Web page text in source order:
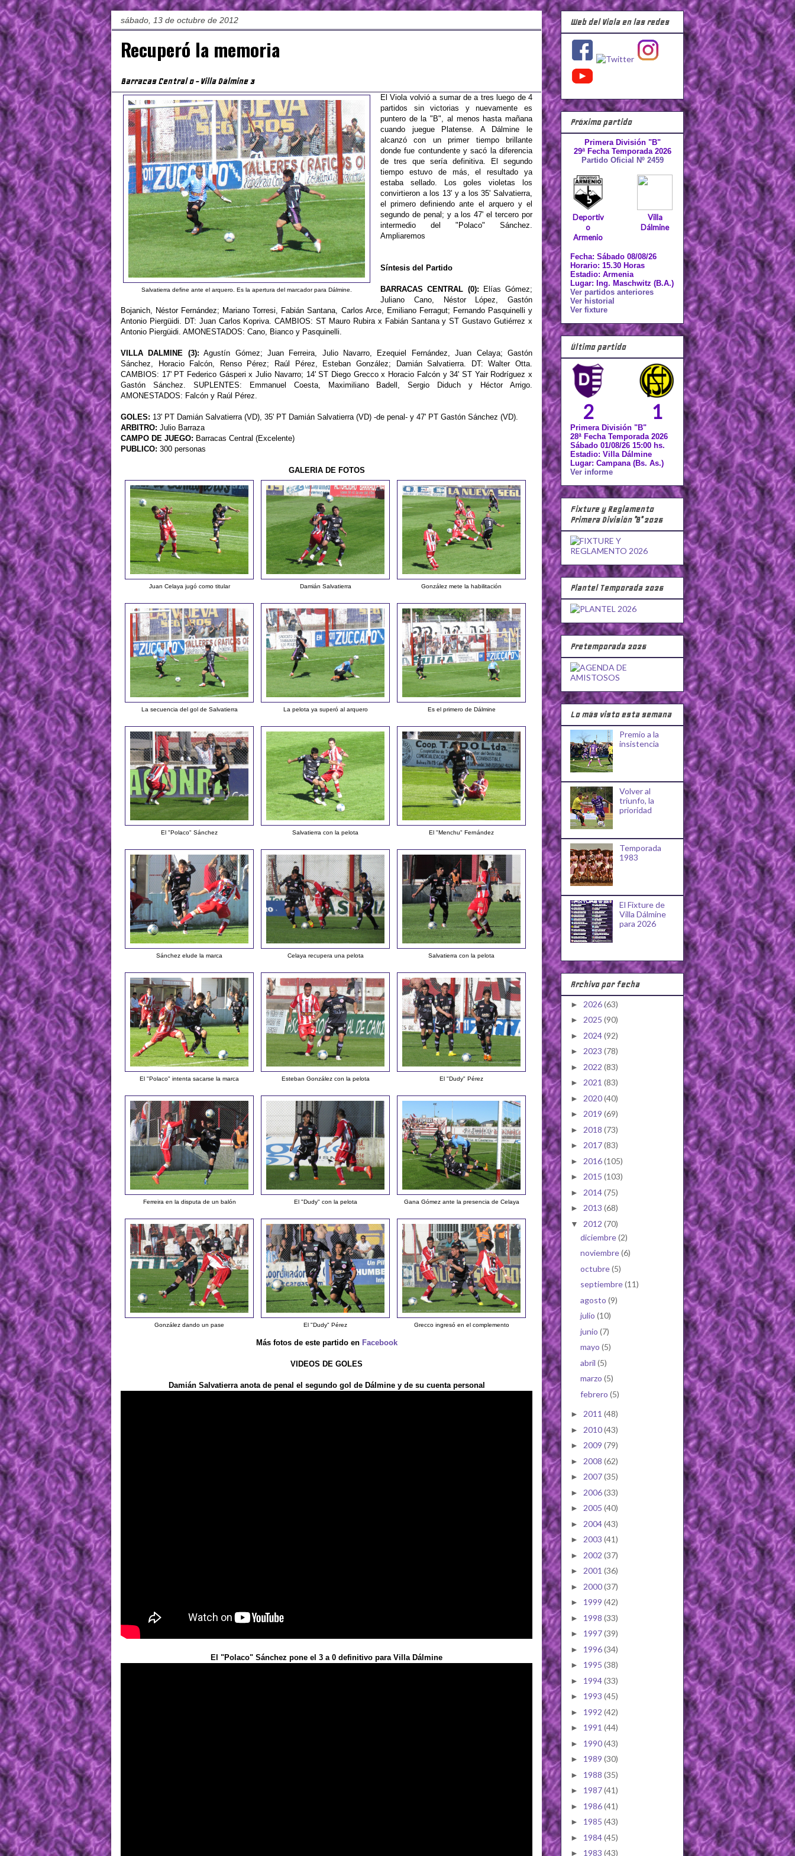
sábado, 13 de octubre de 2012
Recuperó la memoria
Barracas Central 0 - Villa Dálmine 3
Salvatierra define ante el arquero. Es la apertura del marcador para Dálmine.
El Viola volvió a sumar de a tres luego de 4
partidos sin victorias y nuevamente es
puntero de la "B", al menos hasta mañana
cuando juegue Platense. A Dálmine le
alcanzó con un primer tiempo brillante
donde fue contundente y sacó la diferencia
de tres que sería definitiva. El segundo
tiempo estuvo de más, el resultado ya
estaba sellado. Los goles violetas los
convirtieron a los 13' y a los 35' Salvatierra,
el primero definiendo ante el arquero y el
segundo de penal; y a los 47' el tercero por
intermedio del "Polaco" Sánchez.
Ampliaremos
Síntesis del Partido
BARRACAS CENTRAL (0): Elías Gómez;
Juliano Cano, Néstor López, Gastón
Bojanich, Néstor Fernández; Mariano Torresi, Fabián Santana, Carlos Arce, Emiliano Ferragut; Fernando Pasquinelli y
Antonio Piergüidi. DT: Juan Carlos Kopriva. CAMBIOS: ST Mauro Rubira x Fabián Santana y ST Gustavo Gutiérrez x
Antonio Piergüidi. AMONESTADOS: Cano, Bianco y Pasquinelli.
VILLA DALMINE (3): Agustín Gómez; Juan Ferreira, Julio Navarro, Ezequiel Fernández, Juan Celaya; Gastón
Sánchez, Horacio Falcón, Renso Pérez; Raúl Pérez, Esteban González; Damián Salvatierra. DT: Walter Otta.
CAMBIOS: 17' PT Federico Gásperi x Julio Navarro; 14' ST Diego Grecco x Horacio Falcón y 34' ST Yair Rodríguez x
Gastón Sánchez. SUPLENTES: Emmanuel Coesta, Maximiliano Badell, Sergio Diduch y Héctor Arrigo.
AMONESTADOS: Falcón y Raúl Pérez.
GOLES: 13' PT Damián Salvatierra (VD), 35' PT Damián Salvatierra (VD) -de penal- y 47' PT Gastón Sánchez (VD).
ARBITRO: Julio Barraza
CAMPO DE JUEGO: Barracas Central (Excelente)
PUBLICO: 300 personas
GALERIA DE FOTOS
Juan Celaya jugó como titular Damián Salvatierra González mete la habilitación
La secuencia del gol de Salvatierra La pelota ya superó al arquero Es el primero de Dálmine
El "Polaco" Sánchez Salvatierra con la pelota El "Menchu" Fernández
Sánchez elude la marca Celaya recupera una pelota Salvatierra con la pelota
El "Polaco" intenta sacarse la marca Esteban González con la pelota El "Dudy" Pérez
Ferreira en la disputa de un balón El "Dudy" con la pelota Gana Gómez ante la presencia de Celaya
González dando un pase El "Dudy" Pérez Grecco ingresó en el complemento
Más fotos de este partido en Facebook
VIDEOS DE GOLES
Damián Salvatierra anota de penal el segundo gol de Dálmine y de su cuenta personal
El "Polaco" Sánchez pone el 3 a 0 definitivo para Villa Dálmine
Web del Viola en las redes
Próximo partido
Primera División "B"
29ª Fecha Temporada 2026
Partido Oficial Nº 2459
Deportiv
o
Armenio
Villa
Dálmine
Fecha: Sábado 08/08/26
Horario: 15.30 Horas
Estadio: Armenia
Lugar: Ing. Maschwitz (B.A.)
Ver partidos anteriores
Ver historial
Ver fixture
Último partido
2 1
Primera División "B"
28ª Fecha Temporada 2026
Sábado 01/08/26 15:00 hs.
Estadio: Villa Dálmine
Lugar: Campana (Bs. As.)
Ver informe
Fixture y Reglamento
Primera División "B" 2026
Plantel Temporada 2026
Pretemporada 2026
Lo más visto esta semana
Premio a la
insistencia
Volver al
triunfo, la
prioridad
Temporada
1983
El Fixture de
Villa Dálmine
para 2026
Archivo por fecha
► 2026(63)
► 2025 (90)
► 2024(92)
► 2023 (78)
► 2022 (83)
► 2021 (83)
► 2020(40)
► 2019 (69)
► 2018 (73)
► 2017(83)
► 2016(105)
► 2015 (103)
► 2014(75)
► 2013 (68)
▼ 2012 (70)
diciembre(2)
noviembre(6)
octubre(5)
septiembre(11)
agosto (9)
julio (10)
junio (7)
mayo (5)
abril (5)
marzo (5)
febrero (5)
► 2011 (48)
► 2010(43)
► 2009 (79)
► 2008 (62)
► 2007(35)
► 2006(33)
► 2005 (40)
► 2004(43)
► 2003 (41)
► 2002 (37)
► 2001 (36)
► 2000(37)
► 1999 (42)
► 1998 (33)
► 1997(39)
► 1996(34)
► 1995 (38)
► 1994(33)
► 1993 (45)
► 1992 (42)
► 1991 (44)
► 1990(43)
► 1989 (30)
► 1988 (35)
► 1987(41)
► 1986(41)
► 1985 (43)
► 1984(45)
► 1983 (43)